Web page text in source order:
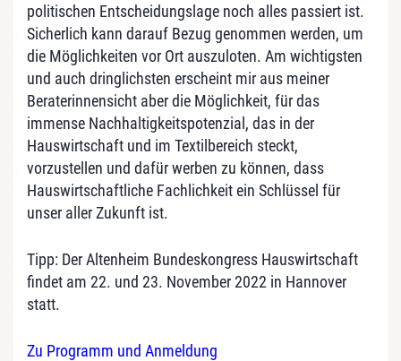
politischen Entscheidungslage noch alles passiert ist.
Sicherlich kann darauf Bezug genommen werden, um
die Möglichkeiten vor Ort auszuloten. Am wichtigsten
und auch dringlichsten erscheint mir aus meiner
Beraterinnensicht aber die Möglichkeit, für das
immense Nachhaltigkeitspotenzial, das in der
Hauswirtschaft und im Textilbereich steckt,
vorzustellen und dafür werben zu können, dass
Hauswirtschaftliche Fachlichkeit ein Schlüssel für
unser aller Zukunft ist.
Tipp: Der Altenheim Bundeskongress Hauswirtschaft
findet am 22. und 23. November 2022 in Hannover
statt.
Zu Programm und Anmeldung